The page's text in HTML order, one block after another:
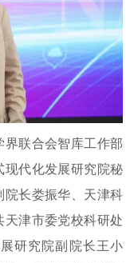
联合会智库工作部
现代化发展研究院秘
院长娄振华、天津科
津市委党校科研处
研究院副院长王小